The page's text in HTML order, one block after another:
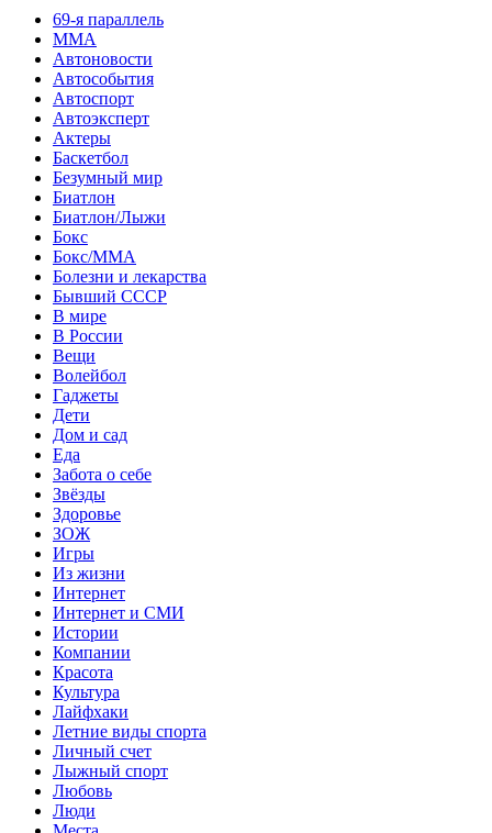
69-я параллель
MMA
Автоновости
Автособытия
Автоспорт
Автоэксперт
Актеры
Баскетбол
Безумный мир
Биатлон
Биатлон/Лыжи
Бокс
Бокс/MMA
Болезни и лекарства
Бывший СССР
В мире
В России
Вещи
Волейбол
Гаджеты
Дети
Дом и сад
Еда
Забота о себе
Звёзды
Здоровье
ЗОЖ
Игры
Из жизни
Интернет
Интернет и СМИ
Истории
Компании
Красота
Культура
Лайфхаки
Летние виды спорта
Личный счет
Лыжный спорт
Любовь
Люди